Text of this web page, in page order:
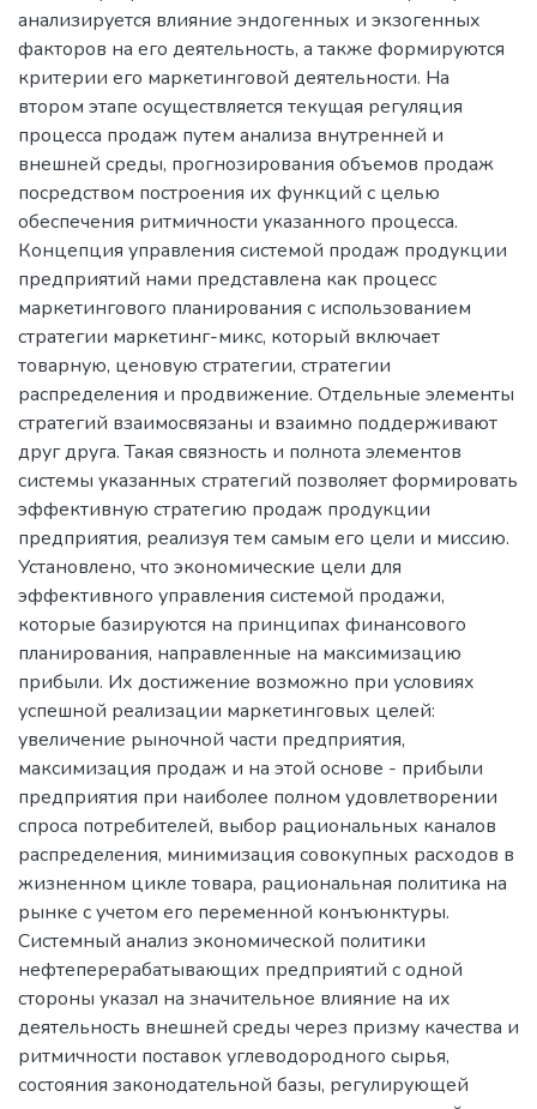
анализируется влияние эндогенных и экзогенных
факторов на его деятельность, а также формируются
критерии его маркетинговой деятельности. На
втором этапе осуществляется текущая регуляция
процесса продаж путем анализа внутренней и
внешней среды, прогнозирования объемов продаж
посредством построения их функций с целью
обеспечения ритмичности указанного процесса.
Концепция управления системой продаж продукции
предприятий нами представлена как процесс
маркетингового планирования с использованием
стратегии маркетинг-микс, который включает
товарную, ценовую стратегии, стратегии
распределения и продвижение. Отдельные элементы
стратегий взаимосвязаны и взаимно поддерживают
друг друга. Такая связность и полнота элементов
системы указанных стратегий позволяет формировать
эффективную стратегию продаж продукции
предприятия, реализуя тем самым его цели и миссию.
Установлено, что экономические цели для
эффективного управления системой продажи,
которые базируются на принципах финансового
планирования, направленные на максимизацию
прибыли. Их достижение возможно при условиях
успешной реализации маркетинговых целей:
увеличение рыночной части предприятия,
максимизация продаж и на этой основе - прибыли
предприятия при наиболее полном удовлетворении
спроса потребителей, выбор рациональных каналов
распределения, минимизация совокупных расходов в
жизненном цикле товара, рациональная политика на
рынке с учетом его переменной конъюнктуры.
Системный анализ экономической политики
нефтеперерабатывающих предприятий с одной
стороны указал на значительное влияние на их
деятельность внешней среды через призму качества и
ритмичности поставок углеводородного сырья,
состояния законодательной базы, регулирующей